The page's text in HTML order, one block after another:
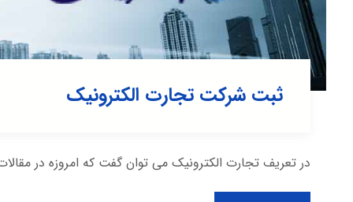
ثبت شرکت تجارت الکترونیک
در تعریف تجارت الکترونیک می توان گفت که امروزه در